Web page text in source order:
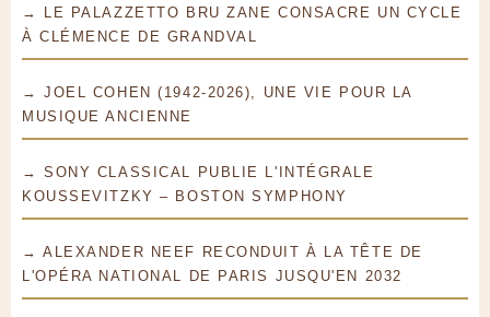
→ LE PALAZZETTO BRU ZANE CONSACRE UN CYCLE
À CLÉMENCE DE GRANDVAL
→ JOEL COHEN (1942-2026), UNE VIE POUR LA
MUSIQUE ANCIENNE
→ SONY CLASSICAL PUBLIE L'INTÉGRALE
KOUSSEVITZKY – BOSTON SYMPHONY
→ ALEXANDER NEEF RECONDUIT À LA TÊTE DE
L'OPÉRA NATIONAL DE PARIS JUSQU'EN 2032